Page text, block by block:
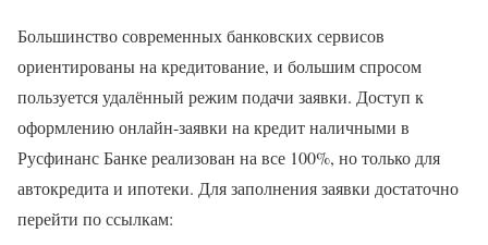
Большинство современных банковских сервисов
ориентированы на кредитование, и большим спросом
пользуется удалённый режим подачи заявки. Доступ к
оформлению онлайн-заявки на кредит наличными в
Русфинанс Банке реализован на все 100%, но только для
автокредита и ипотеки. Для заполнения заявки достаточно
перейти по ссылкам: